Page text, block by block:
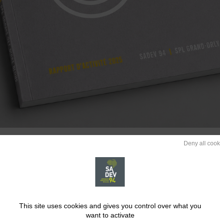
reflet d’une année particulièrement dense, marquée
accompagnés.
l’année 2025 a confirmé la capacité de la société à conduire
This site uses cookies and gives you control over what you
want to activate
Deny all